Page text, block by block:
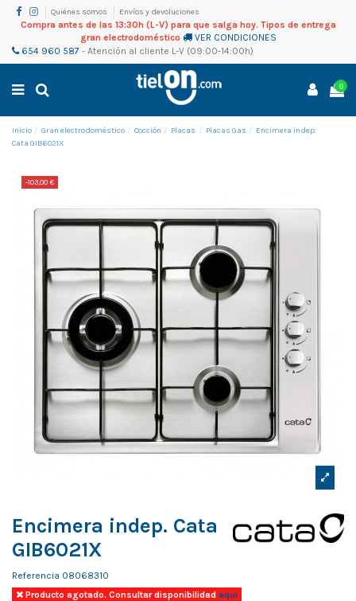
Quiénes somos Envíos y devoluciones
Compra antes de las 13:30h (L-V) para que salga hoy. Tipos de entrega
gran electrodoméstico
VER CONDICIONES
654 960 587 - Atención al cliente L-V (09:00-14:00h)
0
Inicio Gran electrodoméstico Cocción Placas Placas Gas
Encimera indep.
Cata GIB6021X
-103,00 €
Encimera indep. Cata
GIB6021X
Referencia 08068310
Producto agotado. Consultar disponibilidadaqui